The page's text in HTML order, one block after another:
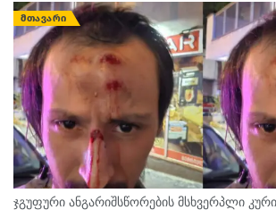
დაიწყო. თვითმმართველობამ
სასამართლოში სარჩელი 11
თეგები: საფეხბურთო გუნდი ტორპედო
ქუთაისის ტორპედოში პრობლემებია
ᲛᲗᲐᲕᲐᲠᲘ
ჯგუფური ანგარიშსწორების მსხვერპლი